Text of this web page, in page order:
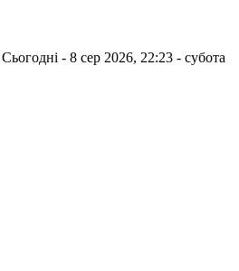
Сьогодні - 8 сер 2026, 22:23 - субота